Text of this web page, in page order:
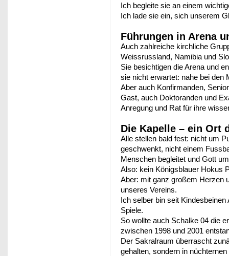
Ich begleite sie an einem
Ich lade sie ein, sich unserem
Führungen in Arena
Auch zahlreiche kirchliche
Weissrussland, Namibia und
Sie besichtigen die Arena und
sie nicht erwartet: nahe bei den
Aber auch Konfirmanden,
Gast, auch Doktoranden und
Anregung und Rat für ihre
Die Kapelle – ein Ort
Alle stellen bald fest: nicht um
geschwenkt, nicht einem
Menschen begleitet und Gott
Also: kein Königsblauer Hokus
Aber: mit ganz großem Herzen
unseres Vereins.
Ich selber bin seit
Spiele.
So wollte auch Schalke 04 die
zwischen 1998 und 2001
Der Sakralraum überrascht
gehalten, sondern in nüchternen